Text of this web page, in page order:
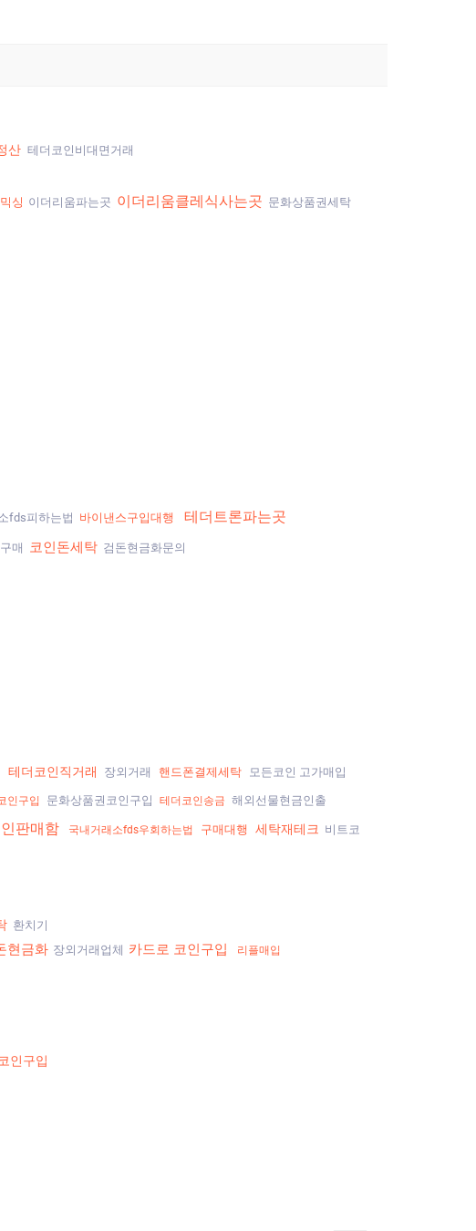
산 테더코인비대면거래
싱 이더리움파는곳 이더리움클레식사는곳 문화상품권세탁
fds피하는법 바이낸스구입대행 테더트론파는곳
매 코인돈세탁 검돈현금화문의
테더코인직거래 장외거래 핸드폰결제세탁 모든코인 고가매입
인구입 문화상품권코인구입 테더코인송금 해외선물현금인출
판매함 국내거래소fds우회하는법 구매대행 세탁재테크 비트코
환치기
현금화 장외거래업체 카드로 코인구입 리플매입
인구입